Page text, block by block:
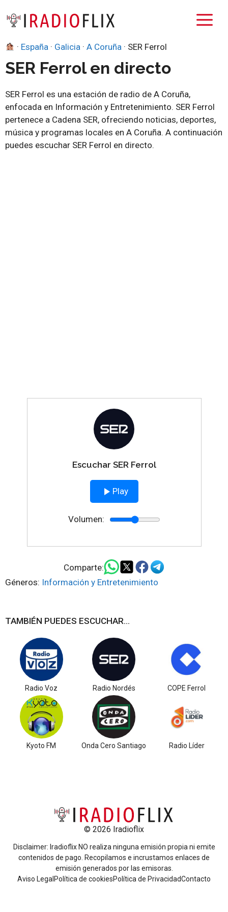
· España · Galicia ·A Coruña · SER Ferrol
SER Ferrol en directo
SER Ferrol es una estación de radio de A Coruña,
enfocada en Información y Entretenimiento. SER Ferrol
pertenece a Cadena SER, ofreciendo noticias, deportes,
música y programas locales en A Coruña. A continuación
puedes escuchar SER Ferrol en directo.
Escuchar SER Ferrol
Play
Volumen:
Comparte:
Géneros: Información y Entretenimiento
TAMBIÉN PUEDES ESCUCHAR...
Radio Voz Radio Nordés COPE Ferrol
Kyoto FM Onda Cero Santiago Radio Líder
© 2026 Iradioflix
Disclaimer: Iradioflix NO realiza ninguna emisión propia ni emite
contenidos de pago. Recopilamos e incrustamos enlaces de
emisión generados por las emisoras.
Aviso LegalPolítica de cookiesPolítica de PrivacidadContacto